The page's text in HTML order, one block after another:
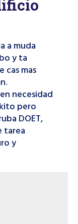
a muda
y ta
cas mas
necesidad
pero
DOET,
tarea
y